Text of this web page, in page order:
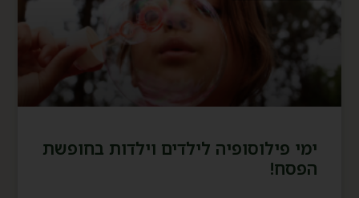
ימי פילוסופיה לילדים וילדות בחופשת
הפסח!